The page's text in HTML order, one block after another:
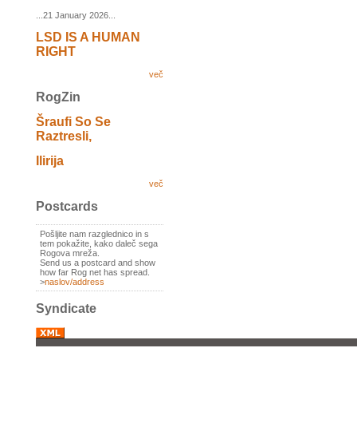
...21 January 2026...
LSD IS A HUMAN
RIGHT
več
RogZin
Šraufi So Se
Raztresli,
Ilirija
več
Postcards
Pošljite nam razglednico in s
tem pokažite, kako daleč sega
Rogova mreža.
Send us a postcard and show
how far Rog net has spread.
>naslov/address
Syndicate